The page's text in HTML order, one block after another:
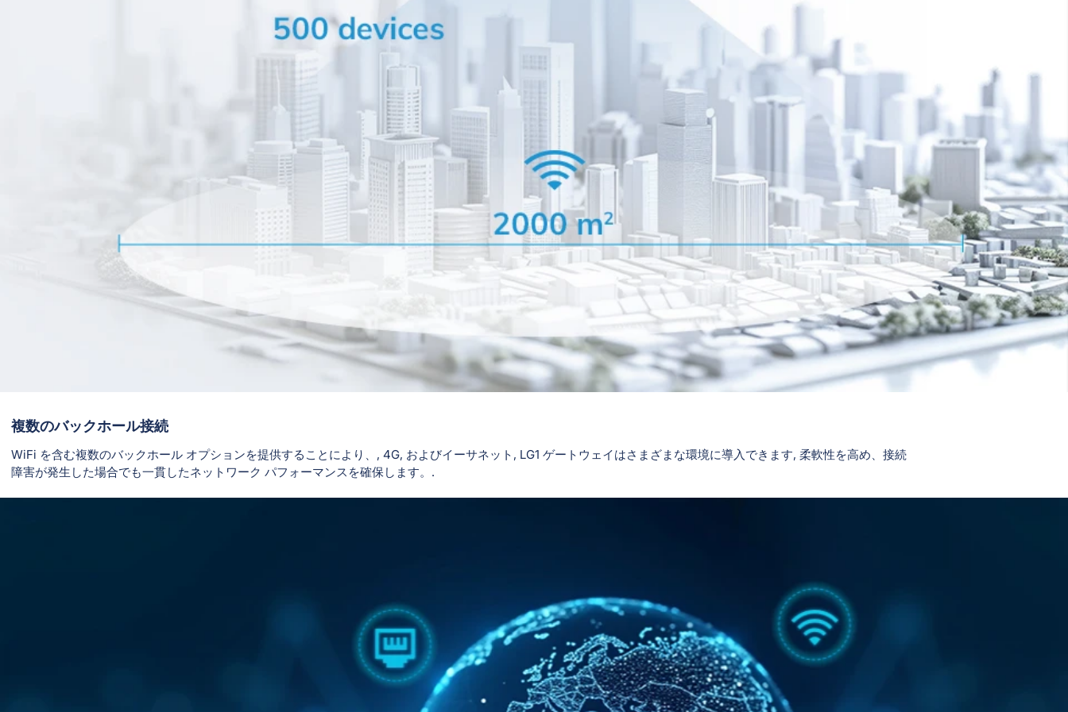
複数のバックホール接続
WiFi を含む複数のバックホール オプションを提供することにより、, 4G, およびイーサネット, LG1 ゲートウェイはさまざまな環境に導入できます, 柔軟性を高め、接続
障害が発生した場合でも一貫したネットワーク パフォーマンスを確保します。.